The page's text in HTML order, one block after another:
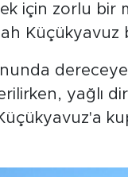
için zorlu bir
Küçükyavuz
yağlı